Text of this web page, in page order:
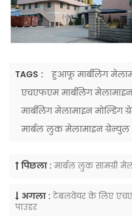
TAGS :
हुआफू मार्बलिंग
एचएफएम मार्बलिंग
मार्बलिंग मेलामाइन मोल्डिंग
मार्बल लुक मेलामाइन ग्रेन्युल
पिछला :मार्बल लुक सामग्री
अगला :टेबलवेयर के लिए
पाउडर